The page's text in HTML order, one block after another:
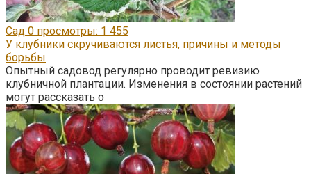
Сад 0 просмотры: 1 455
У клубники скручиваются листья, причины и методы
борьбы
Опытный садовод регулярно проводит ревизию
клубничной плантации. Изменения в состоянии растений
могут рассказать о